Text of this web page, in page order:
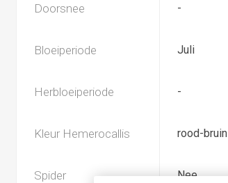
Doorsnee -
Bloeiperiode Juli
Herbloeiperiode -
Kleur Hemerocallis rood-bruin
Spider Nee